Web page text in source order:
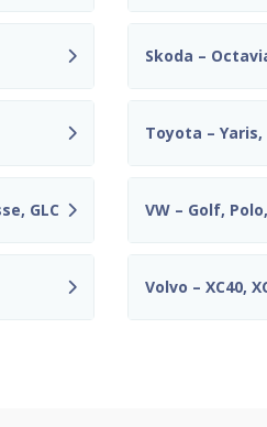
GLC
Skoda –
Toyota – Yaris,
VW – Golf,
Volvo – XC40,